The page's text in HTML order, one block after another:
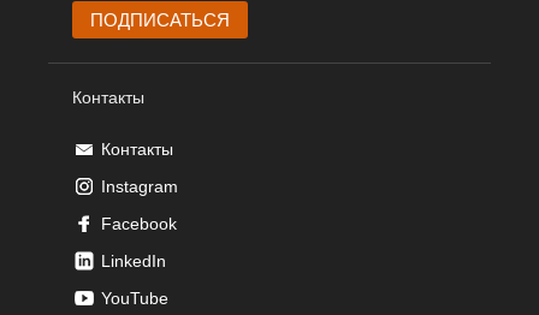
Контакты
Контакты
Instagram
Facebook
LinkedIn
YouTube